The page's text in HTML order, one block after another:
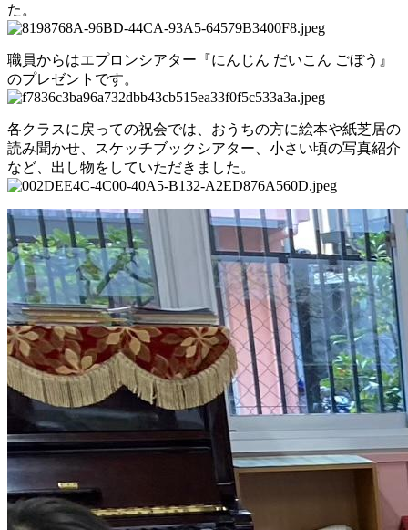
た。
職員からはエプロンシアター『にんじん だいこん ごぼう』
のプレゼントです。
各クラスに戻っての祝会では、おうちの方に絵本や紙芝居の
読み聞かせ、スケッチブックシアター、小さい頃の写真紹介
など、出し物をしていただきました。